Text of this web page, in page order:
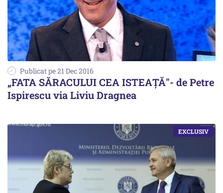
Publicat pe 21 Dec 2016
„FATA SĂRACULUI CEA ISTEAȚĂ"- de Petre
Ispirescu via Liviu Dragnea